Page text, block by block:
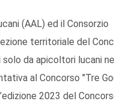
(AAL) ed il Consorzio
territoriale del
solo da apicoltori lucani
al Concorso "Tre
2023 del